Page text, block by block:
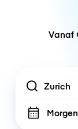
Vanaf
Location
Morgen